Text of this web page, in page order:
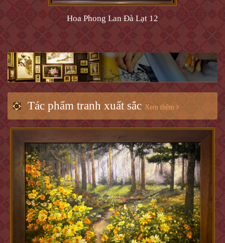
Hoa Phong Lan Đà Lạt 12
Tác phẩm tranh xuất sắcXem thêm